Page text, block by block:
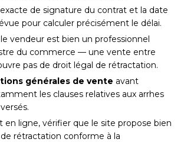
de signature du contrat et la date
pour calculer précisément le délai.
le vendeur est bien un professionnel
du commerce — une vente entre
pas de droit légal de rétractation.
générales de vente avant
les clauses relatives aux arrhes
en ligne, vérifier que le site propose bien
rétractation conforme à la